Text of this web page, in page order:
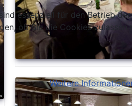
essenziell für den Betrieb
ob Sie die Cookies
Weitere